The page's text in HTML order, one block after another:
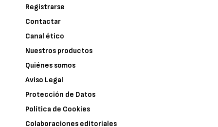
Registrarse
Contactar
Canal ético
Nuestros productos
Quiénes somos
Aviso Legal
Protección de Datos
Política de Cookies
Colaboraciones editoriales